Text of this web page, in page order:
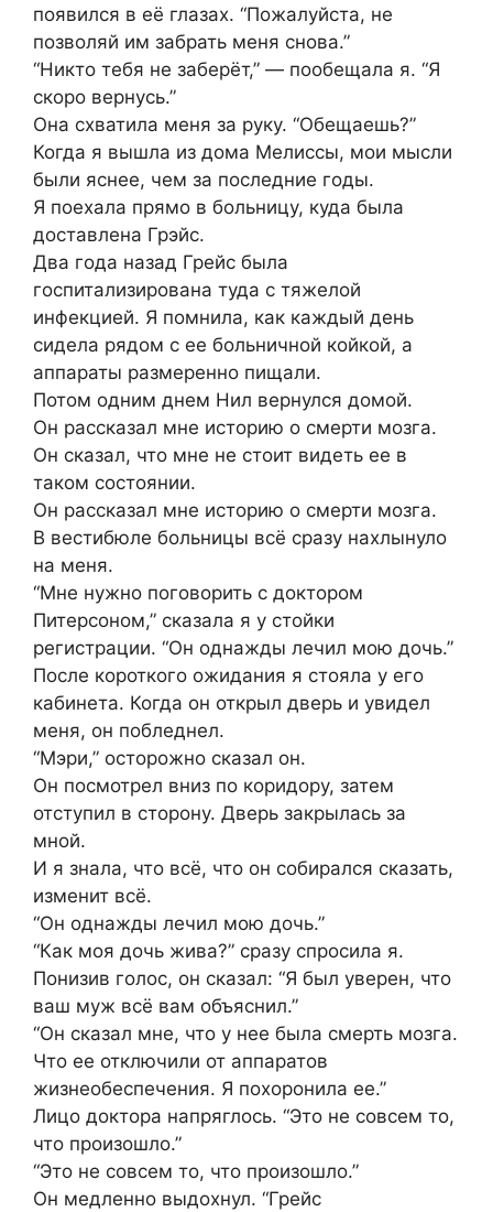
появился в её глазах. “Пожалуйста, не
позволяй им забрать меня снова.”
“Никто тебя не заберёт,” — пообещала я. “Я
скоро вернусь.”
Она схватила меня за руку. “Обещаешь?”
Когда я вышла из дома Мелиссы, мои мысли
были яснее, чем за последние годы.
Я поехала прямо в больницу, куда была
доставлена Грэйс.
Два года назад Грейс была
госпитализирована туда с тяжелой
инфекцией. Я помнила, как каждый день
сидела рядом с ее больничной койкой, а
аппараты размеренно пищали.
Потом одним днем Нил вернулся домой.
Он рассказал мне историю о смерти мозга.
Он сказал, что мне не стоит видеть ее в
таком состоянии.
Он рассказал мне историю о смерти мозга.
В вестибюле больницы всё сразу нахлынуло
на меня.
“Мне нужно поговорить с доктором
Питерсоном,” сказала я у стойки
регистрации. “Он однажды лечил мою дочь.”
После короткого ожидания я стояла у его
кабинета. Когда он открыл дверь и увидел
меня, он побледнел.
“Мэри,” осторожно сказал он.
Он посмотрел вниз по коридору, затем
отступил в сторону. Дверь закрылась за
мной.
И я знала, что всё, что он собирался сказать,
изменит всё.
“Он однажды лечил мою дочь.”
“Как моя дочь жива?” сразу спросила я.
Понизив голос, он сказал: “Я был уверен, что
ваш муж всё вам объяснил.”
“Он сказал мне, что у нее была смерть мозга.
Что ее отключили от аппаратов
жизнеобеспечения. Я похоронила ее.”
Лицо доктора напряглось. “Это не совсем то,
что произошло.”
“Это не совсем то, что произошло.”
Он медленно выдохнул. “Грейс